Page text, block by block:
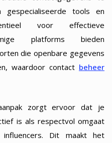
tools en
voor effectieve
platforms bieden
die openbare gegevens
waardoor contact beheer
zorgt ervoor dat je
is als respectvol omgaat
Dit maakt het